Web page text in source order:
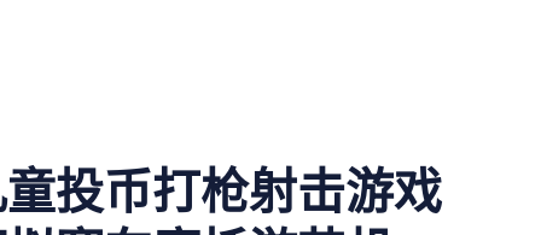
投币打枪射击游戏